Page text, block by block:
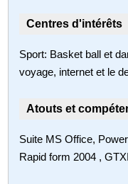
Centres d'intérêts
Sport: Basket ball et
voyage, internet et le
Atouts et
Suite MS Office,
Rapid form 2004 ,